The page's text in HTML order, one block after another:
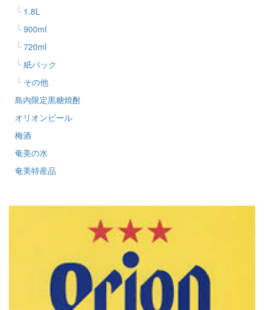
1.8L
900ml
720ml
紙パック
その他
島内限定黒糖焼酎
オリオンビール
梅酒
奄美の水
奄美特産品